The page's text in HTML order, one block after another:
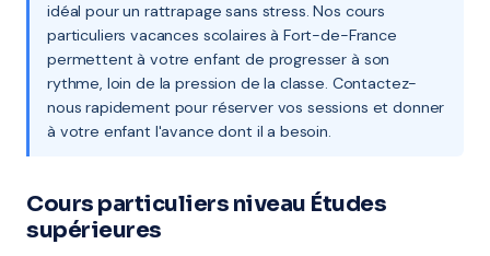
idéal pour un rattrapage sans stress. Nos cours
particuliers vacances scolaires à Fort-de-France
permettent à votre enfant de progresser à son
rythme, loin de la pression de la classe. Contactez-
nous rapidement pour réserver vos sessions et donner
à votre enfant l'avance dont il a besoin.
Cours particuliers niveau Études
supérieures